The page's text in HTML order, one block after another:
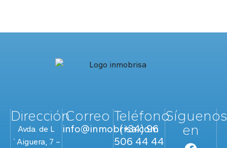
Dirección
Avda. de L
´Aiguera, 7 –
Correo
info@inmobrisa.com
Teléfono
(+34) 96
506 44 44
en